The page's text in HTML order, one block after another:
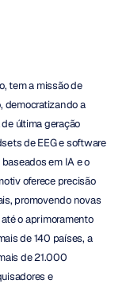
tem a missão de
democratizando a
última geração
de EEG e software
em IA e o
oferece precisão
promovendo novas
o aprimoramento
de 140 países, a
de 21.000
e